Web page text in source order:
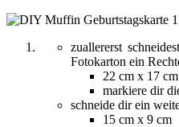
zuallererst
Fotokarton ein
22 cm x 17
markiere dir
schneide dir ein
15 cm x 9